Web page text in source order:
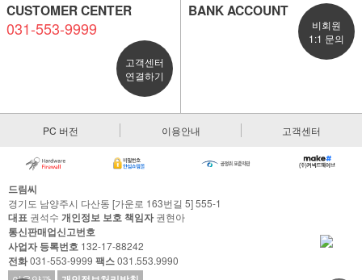
CUSTOMER CENTER
031-553-9999
고객센터
연결하기
BANK ACCOUNT
비회원
1:1 문의
PC 버전 이용안내 고객센터
드림씨
경기도 남양주시 다산동 [가운로 163번길 5] 555-1
대표 권석수 개인정보 보호 책임자권현아
통신판매업신고번호
사업자 등록번호 132-17-88242
전화031-553-9999 팩스031.553.9990